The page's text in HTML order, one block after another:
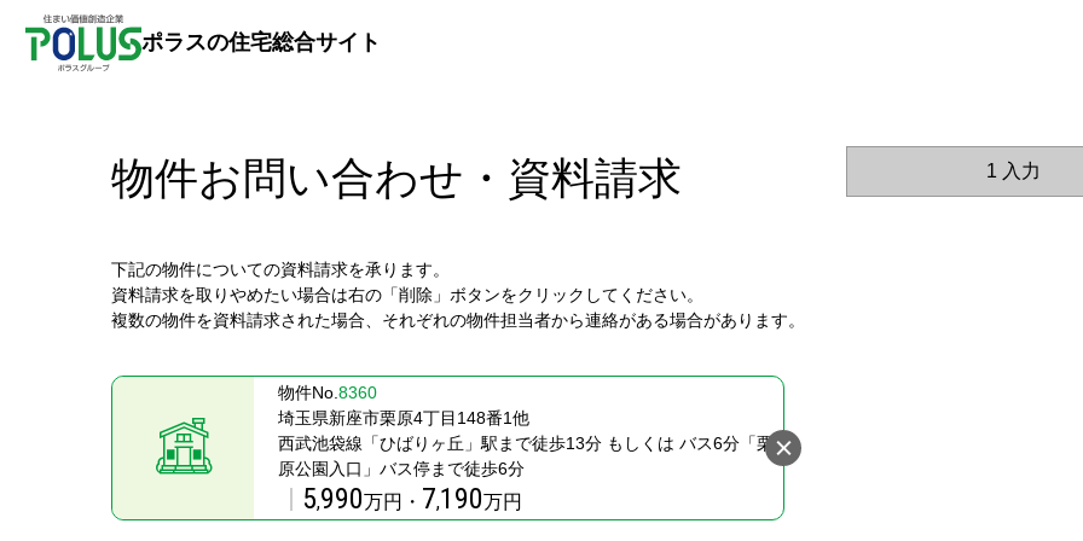
ポラスの住宅総合サイト
物件お問い合わせ・資料請求 1 入力
下記の物件についての資料請求を承ります。
資料請求を取りやめたい場合は右の「削除」ボタンをクリックしてください。
複数の物件を資料請求された場合、それぞれの物件担当者から連絡がある場合があります。
物件No.8360
埼玉県新座市栗原4丁目148番1他
西武池袋線「ひばりヶ丘」駅まで徒歩13分 もしくは バス6分「栗
原公園入口」バス停まで徒歩6分
5,990万円・ 7,190万円